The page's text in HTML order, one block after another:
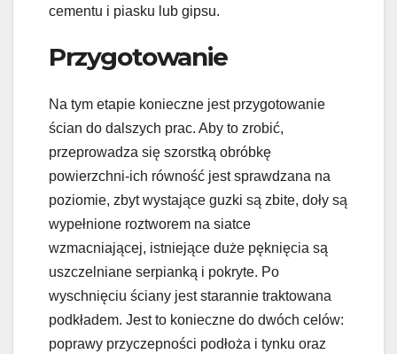
cementu i piasku lub gipsu.
Przygotowanie
Na tym etapie konieczne jest przygotowanie
ścian do dalszych prac. Aby to zrobić,
przeprowadza się szorstką obróbkę
powierzchni-ich równość jest sprawdzana na
poziomie, zbyt wystające guzki są zbite, doły są
wypełnione roztworem na siatce
wzmacniającej, istniejące duże pęknięcia są
uszczelniane serpianką i pokryte. Po
wyschnięciu ściany jest starannie traktowana
podkładem. Jest to konieczne do dwóch celów:
poprawy przyczepności podłoża i tynku oraz